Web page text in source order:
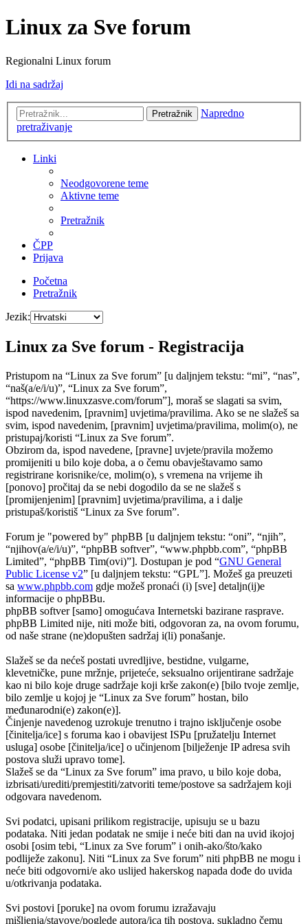
Linux za Sve forum
Regionalni Linux forum
Idi na sadržaj
Pretražnik
Napredno
pretraživanje
Linki
Neodgovorene teme
Aktivne teme
Pretražnik
ČPP
Prijava
Početna
Pretražnik
Jezik:
Linux za Sve forum - Registracija
Pristupom na “Linux za Sve forum” [u daljnjem tekstu: “mi”, “nas”,
“naš(a/e/i/u)”, “Linux za Sve forum”,
“https://www.linuxzasve.com/forum”], moraš se slagati sa svim,
ispod navedenim, [pravnim] uvjetima/pravilima. Ako se ne slažeš sa
svim, ispod navedenim, [pravnim] uvjetima/pravilima, molim(o), ne
pristupaj/koristi “Linux za Sve forum”.
Obzirom da, ispod navedene, [pravne] uvjete/pravila možemo
promijeniti u bilo koje doba, a o čemu obavještavamo samo
registrirane korisnike/ce, molim(o), s vremena na vrijeme ih
[ponovo] pročitaj da se nebi dogodilo da se ne slažeš s
[promijenjenim] [pravnim] uvjetima/pravilima, a i dalje
pristupaš/koristiš “Linux za Sve forum”.
Forum je "powered by" phpBB [u daljnjem tekstu: “oni”, “njih”,
“njihov(a/e/i/u)”, “phpBB softver”, “www.phpbb.com”, “phpBB
Limited”, “phpBB Tim(ovi)”]. Dostupan je pod “GNU General
Public License v2” [u daljnjem tekstu: “GPL”]. Možeš ga preuzeti
sa www.phpbb.com gdje možeš pronaći (i) [sve] detaljn(ij)e
informacije o phpBBu.
phpBB softver [samo] omogućava Internetski bazirane rasprave.
phpBB Limited nije, niti može biti, odgovoran za, na ovom forumu,
od naše strane (ne)dopušten sadržaj i(li) ponašanje.
Slažeš se da nećeš postati uvredljive, bestidne, vulgarne,
klevetničke, pune mržnje, prijeteće, seksualno orijentirane sadržaje
kao ni bilo koje druge sadržaje koji krše zakon(e) [bilo tvoje zemlje,
bilo zemlje u kojoj je “Linux za Sve forum” hostan, bilo
međunarodni(e) zakon(e)].
Činjenje navedenog uzrokuje trenutno i trajno isključenje osobe
[činitelja/ice] s foruma kao i obavijest ISPu [pružatelju Internet
usluga] osobe [činitelja/ice] o učinjenom [bilježenje IP adresa svih
postova služi upravo tome].
Slažeš se da “Linux za Sve forum” ima pravo, u bilo koje doba,
izbrisati/urediti/premjestiti/zatvoriti teme/postove sa sadržajem koji
odgovara navedenom.
Svi podatci, upisani prilikom registracije, upisuju se u bazu
podataka. Niti jedan podatak ne smije i neće biti dan na uvid ikojoj
osobi [osim tebi, “Linux za Sve forum” i onih-ako/što/kako
podliježe zakonu]. Niti “Linux za Sve forum” niti phpBB ne mogu i
neće biti odgovorni/e ako uslijed hakerskog napada dođe do uvida
u/otkrivanja podataka.
Svi postovi [poruke] na ovom forumu izražavaju
mišljenja/stavove/poglede autora/ica tih postova, sukladno čemu